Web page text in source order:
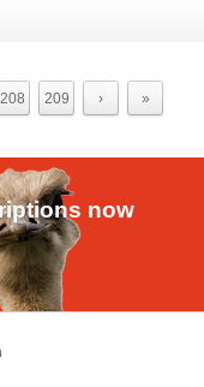
208 209 › »
now